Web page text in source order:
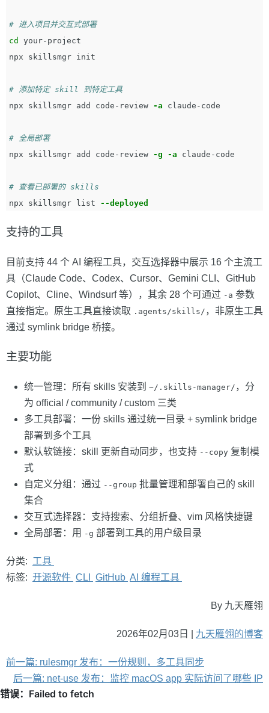
# 进入项目并交互式部署
cd your-project
npx skillsmgr init
# 添加特定 skill 到特定工具
npx skillsmgr add code-review -a claude-code
# 全局部署
npx skillsmgr add code-review -g -a claude-code
# 查看已部署的 skills
npx skillsmgr list --deployed
支持的工具
目前支持 44 个 AI 编程工具，交互选择器中展示 16 个主流工
具（Claude Code、Codex、Cursor、Gemini CLI、GitHub
Copilot、Cline、Windsurf 等），其余 28 个可通过 -a 参数
直接指定。原生工具直接读取 .agents/skills/ ，非原生工具
通过 symlink bridge 桥接。
主要功能
统一管理：所有 skills 安装到 ~/.skills-manager/ ，分
为 official / community / custom 三类
多工具部署：一份 skills 通过统一目录 + symlink bridge
部署到多个工具
默认软链接：skill 更新自动同步，也支持 --copy 复制模
式
自定义分组：通过 --group 批量管理和部署自己的 skill
集合
交互式选择器：支持搜索、分组折叠、vim 风格快捷键
全局部署：用 -g 部署到工具的用户级目录
分类: 工具
标签: 开源软件 CLI GitHub AI 编程工具
By 九天雁翎
2026年02月03日 | 九天雁翎的博客
前一篇: rulesmgr 发布：一份规则，多工具同步
后一篇: net-use 发布：监控 macOS app 实际访问了哪些 IP